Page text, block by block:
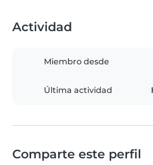
Actividad
Miembro desde
Última actividad
Comparte este perfil